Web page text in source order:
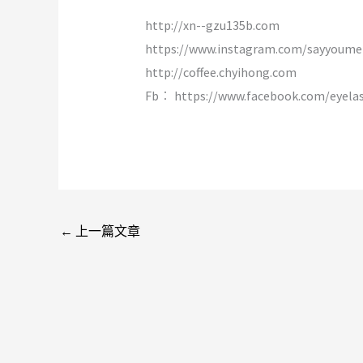
http://xn--gzu135b.com
https://www.instagram.com/
http://coffee.chyihong.com
Fb︰ https://www.facebook.com/
← 上一篇文章